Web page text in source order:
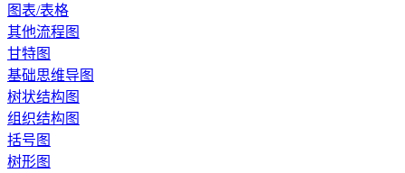
图表/表格
其他流程图
甘特图
基础思维导图
树状结构图
组织结构图
括号图
树形图